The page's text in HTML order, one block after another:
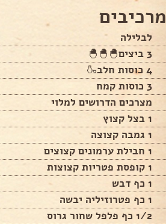
מרכיבים
לבלילה
3 ביצים🐣🐣🐣
4 כוסות חלב🍶
3 כוסות קמח
מצרכים הדרושים למלוי
1 בצל קצוץ
1 גמבה קצוצה
1 חבילת ערמונים קצוצים
1 קופסת פטריות קצוצות
1 כף דבש
1 כף פטרוזיליה יבשה
1/2 כף פלפל שחור גרוס